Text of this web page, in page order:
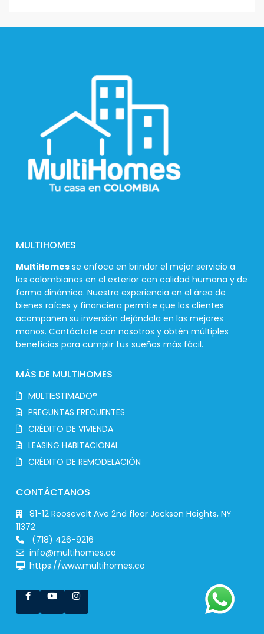
MULTIHOMES
MultiHomes se enfoca en brindar el mejor servicio a
los colombianos en el exterior con calidad humana y de
forma dinámica. Nuestra experiencia en el área de
bienes raíces y financiera permite que los clientes
acompañen su inversión dejándola en las mejores
manos. Contáctate con nosotros y obtén múltiples
beneficios para cumplir tus sueños más fácil.
MÁS DE MULTIHOMES
MULTIESTIMADO®
PREGUNTAS FRECUENTES
CRÉDITO DE VIVIENDA
LEASING HABITACIONAL
CRÉDITO DE REMODELACIÓN
CONTÁCTANOS
81-12 Roosevelt Ave 2nd floor Jackson Heights, NY
11372
(718) 426-9216
info@multihomes.co
https://www.multihomes.co